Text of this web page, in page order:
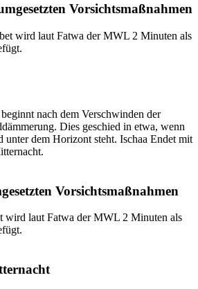
Vorsichtsmaßnahmen
wird laut Fatwa der MWL 2 Minuten als
nach dem Verschwinden der
Dies geschied in etwa, wenn
unter dem Horizont steht. Ischaa Endet mit
Vorsichtsmaßnahmen
wird laut Fatwa der MWL 2 Minuten als